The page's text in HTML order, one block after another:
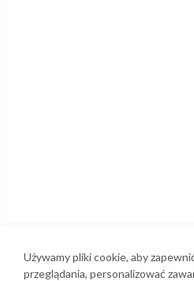
Używamy pliki cookie, aby
przeglądania, personalizować